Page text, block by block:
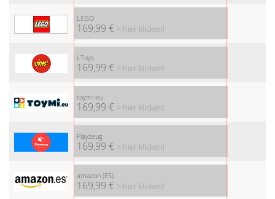
LEGO
169,99 € > hier klicken!
LToys
169,99 € > hier klicken!
toymi.eu
169,99 € > hier klicken!
Playzeug
169,99 € > hier klicken!
amazon (ES)
169,99 € > hier klicken!